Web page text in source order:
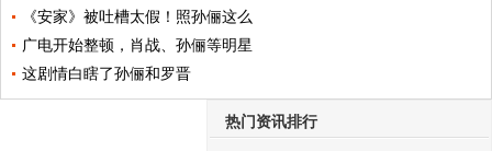
《安家》被吐槽太假！照孙俪这么
广电开始整顿，肖战、孙俪等明星
这剧情白瞎了孙俪和罗晋
热门资讯排行